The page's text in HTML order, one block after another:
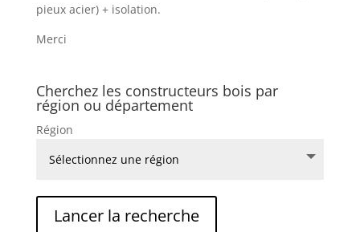
pieux acier) + isolation.
Merci
Cherchez les constructeurs bois par
région ou département
Région